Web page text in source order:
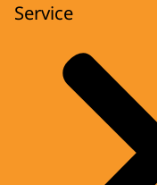
Service